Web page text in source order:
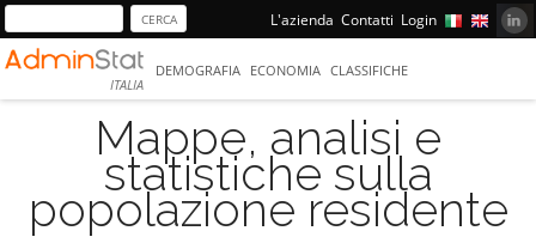
L'azienda Contatti Login
ITALIA
DEMOGRAFIA ECONOMIA CLASSIFICHE
Mappe, analisi e
statistiche sulla
popolazione residente